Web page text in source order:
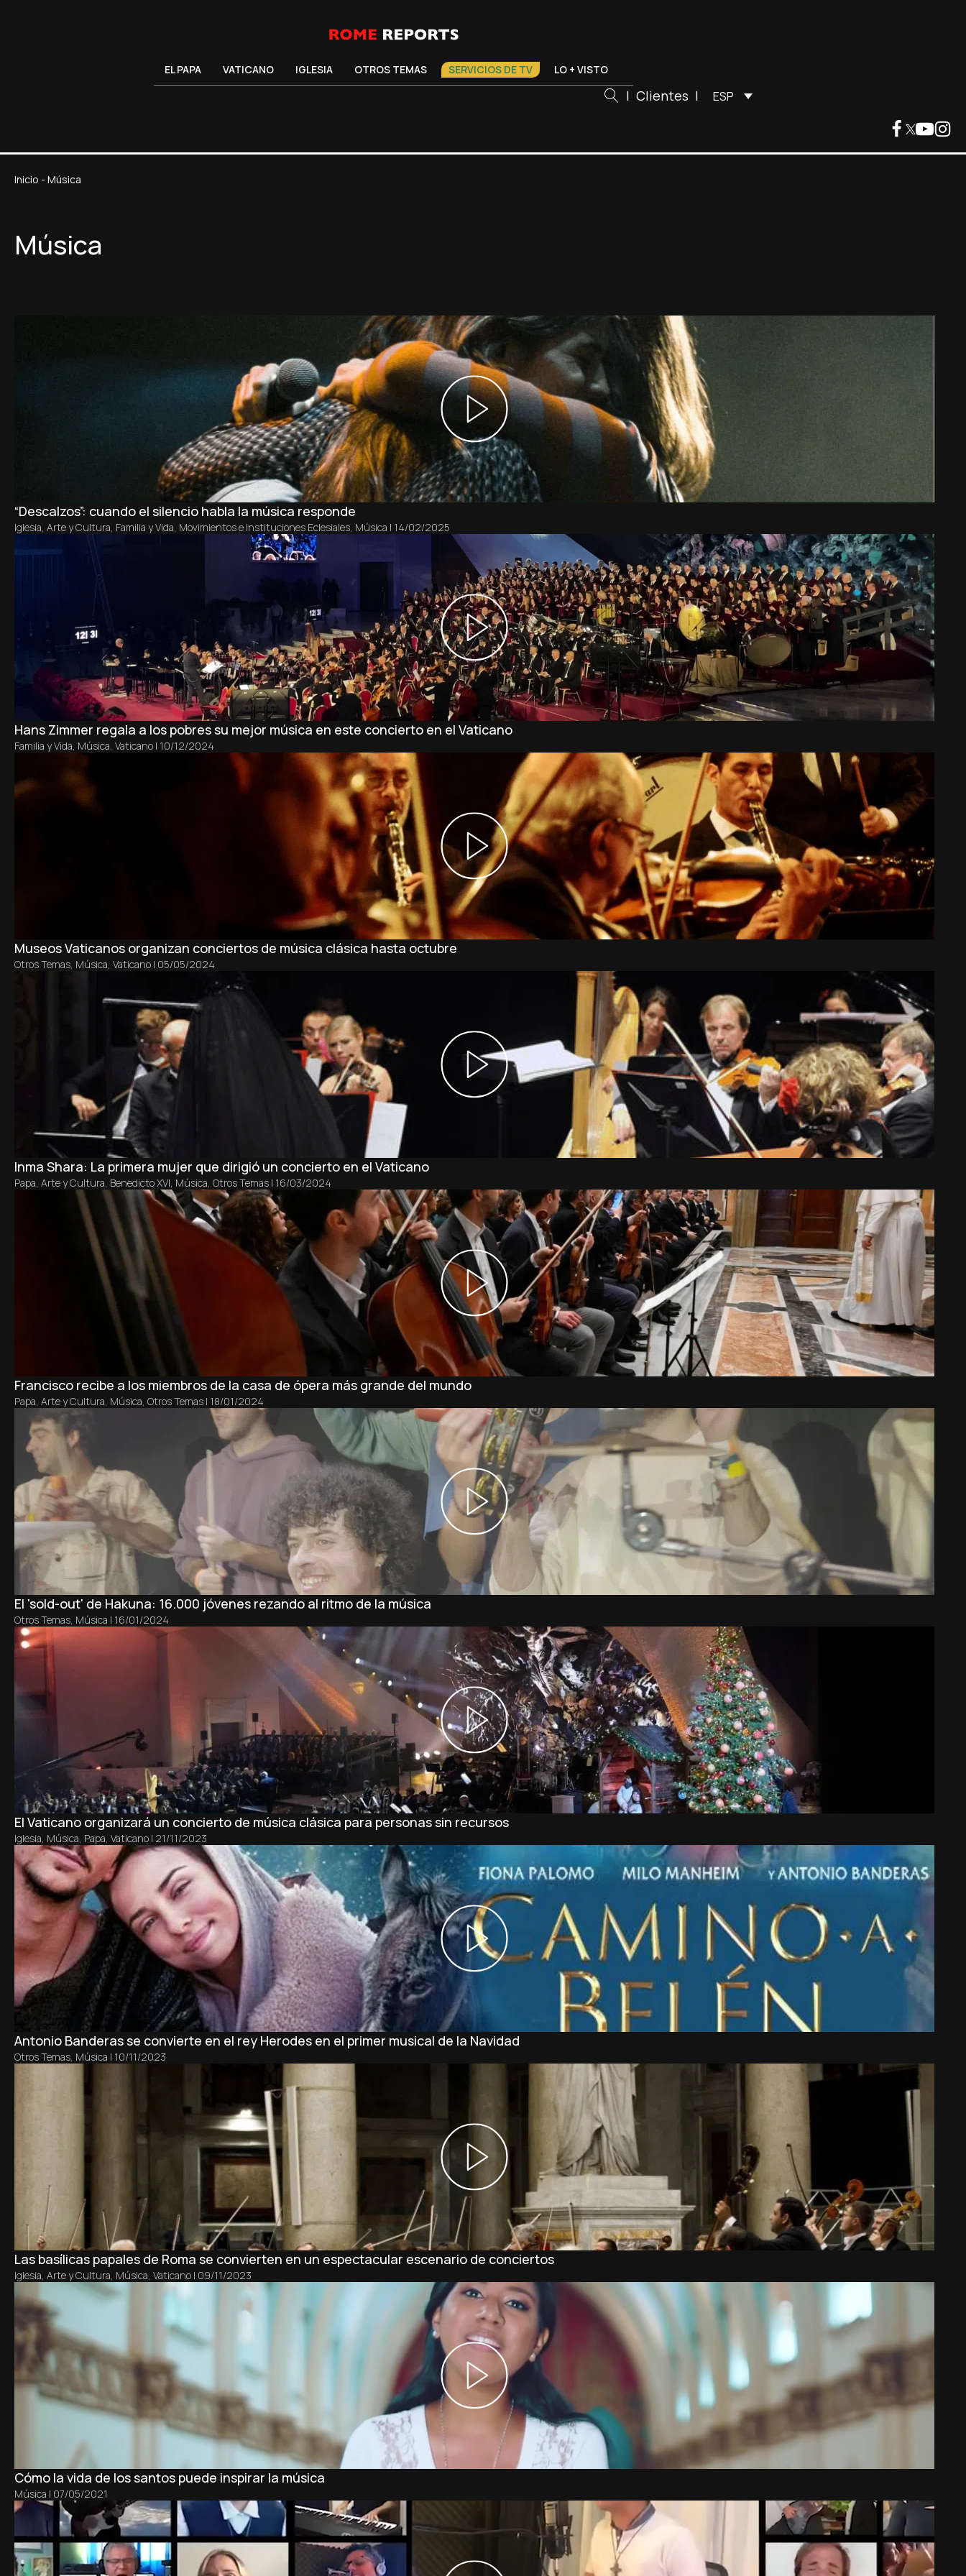
EL PAPA VATICANO IGLESIA OTROS TEMAS SERVICIOS DE TV LO + VISTO
| Clientes | ESP
Inicio - Música
Música
“Descalzos”: cuando el silencio habla la música responde
Iglesia, Arte y Cultura, Familia y Vida, Movimientos e Instituciones Eclesiales, Música | 14/02/2025
Hans Zimmer regala a los pobres su mejor música en este concierto en el Vaticano
Familia y Vida, Música, Vaticano | 10/12/2024
Museos Vaticanos organizan conciertos de música clásica hasta octubre
Otros Temas, Música, Vaticano | 05/05/2024
Inma Shara: La primera mujer que dirigió un concierto en el Vaticano
Papa, Arte y Cultura, Benedicto XVI, Música, Otros Temas | 16/03/2024
Francisco recibe a los miembros de la casa de ópera más grande del mundo
Papa, Arte y Cultura, Música, Otros Temas | 18/01/2024
El 'sold-out' de Hakuna: 16.000 jóvenes rezando al ritmo de la música
Otros Temas, Música | 16/01/2024
El Vaticano organizará un concierto de música clásica para personas sin recursos
Iglesia, Música, Papa, Vaticano | 21/11/2023
Antonio Banderas se convierte en el rey Herodes en el primer musical de la Navidad
Otros Temas, Música | 10/11/2023
Las basílicas papales de Roma se convierten en un espectacular escenario de conciertos
Iglesia, Arte y Cultura, Música, Vaticano | 09/11/2023
Cómo la vida de los santos puede inspirar la música
Música | 07/05/2021